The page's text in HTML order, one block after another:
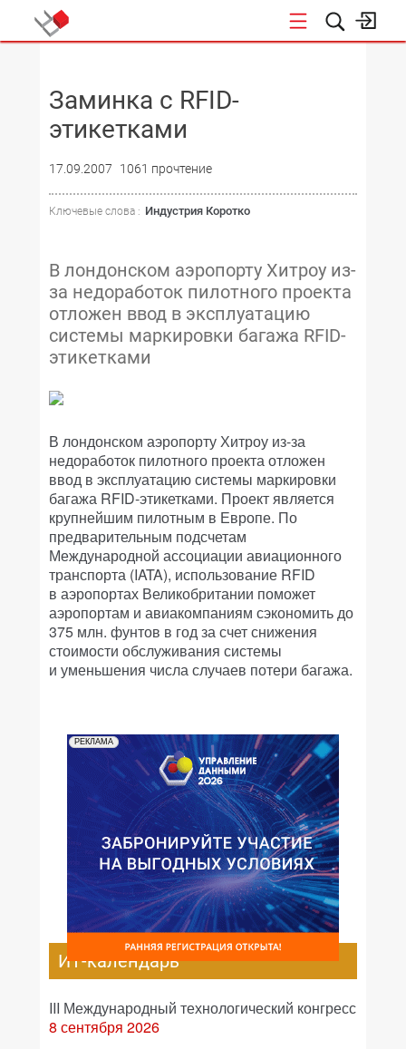
Заминка с RFID-
этикетками
17.09.2007 1061 прочтение
Ключевые слова : Индустрия Коротко
В лондонском аэропорту Хитроу из-
за недоработок пилотного проекта
отложен ввод в эксплуатацию
системы маркировки багажа RFID-
этикетками
В лондонском аэропорту Хитроу из-за
недоработок пилотного проекта отложен
ввод в эксплуатацию системы маркировки
багажа RFID-этикетками. Проект является
крупнейшим пилотным в Европе. По
предварительным подсчетам
Международной ассоциации авиационного
транспорта (IATA), использование RFID
в аэропортах Великобритании поможет
аэропортам и авиакомпаниям сэкономить до
375 млн. фунтов в год за счет снижения
стоимости обслуживания системы
и уменьшения числа случаев потери багажа.
РЕКЛАМА
ИТ-календарь
III Международный технологический конгресс
8 сентября 2026